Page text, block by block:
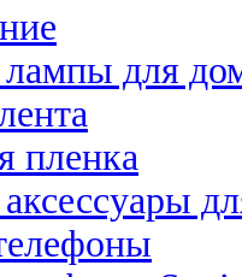
для
пленка